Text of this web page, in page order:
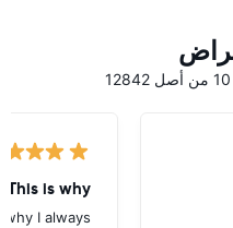
This is why
I always